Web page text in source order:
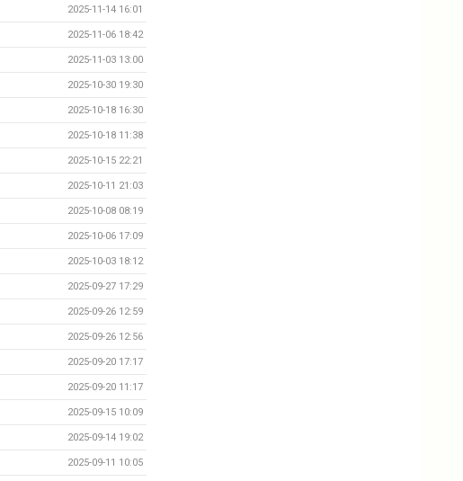
2025-11-14 16:01
2025-11-06 18:42
2025-11-03 13:00
2025-10-30 19:30
2025-10-18 16:30
2025-10-18 11:38
2025-10-15 22:21
2025-10-11 21:03
2025-10-08 08:19
2025-10-06 17:09
2025-10-03 18:12
2025-09-27 17:29
2025-09-26 12:59
2025-09-26 12:56
2025-09-20 17:17
2025-09-20 11:17
2025-09-15 10:09
2025-09-14 19:02
2025-09-11 10:05